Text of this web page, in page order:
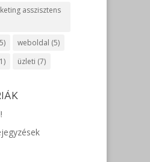
asszisztens
weboldal (5)
üzleti (7)